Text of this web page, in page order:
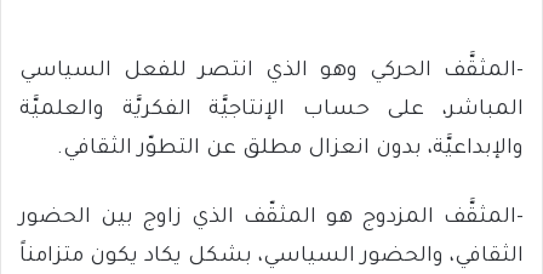
-المثقَّف الحركي وهو الذي انتصر للفعل السياسي
المباشر، على حساب الإنتاجيَّة الفكريَّة والعلميَّة
والإبداعيَّة، بدون انعزال مطلق عن التطوّر الثقافي.
-المثقَّف المزدوج هو المثقّف الذي زاوج بين الحضور
الثقافي، والحضور السياسي، بشكل يكاد يكون متزامناً